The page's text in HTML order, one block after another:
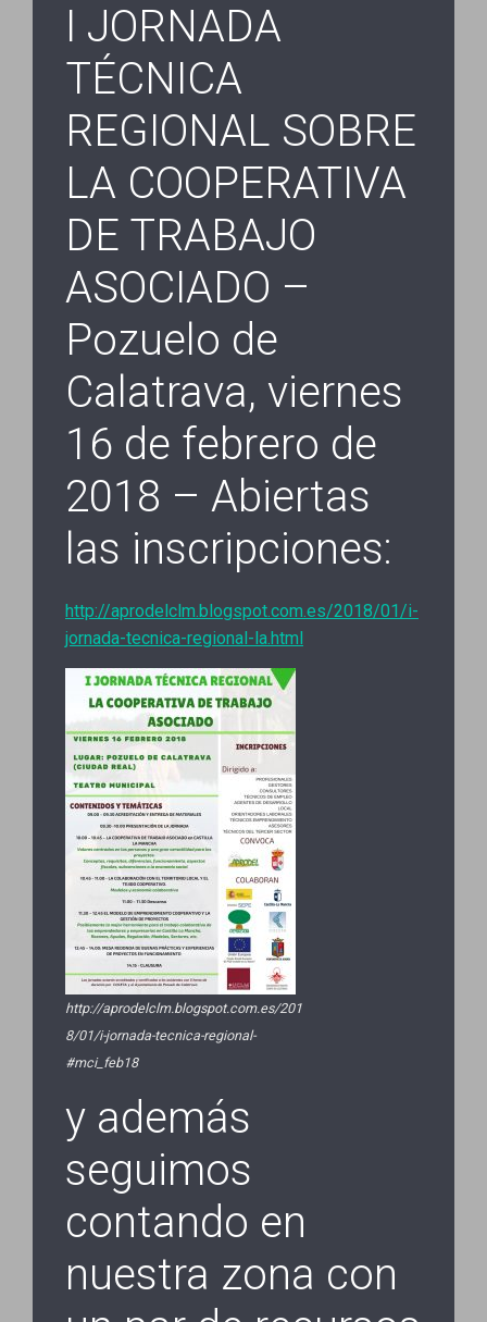
I JORNADA
TÉCNICA
REGIONAL SOBRE
LA COOPERATIVA
DE TRABAJO
ASOCIADO –
Pozuelo de
Calatrava, viernes
16 de febrero de
2018 – Abiertas
las inscripciones:
http://aprodelclm.blogspot.com.es/2018/01/i-
jornada-tecnica-regional-la.html
http://aprodelclm.blogspot.com.es/201
8/01/i-jornada-tecnica-regional-
#mci_feb18
y además
seguimos
contando en
nuestra zona con